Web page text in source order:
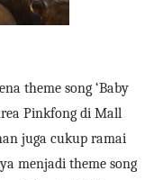
theme song ‘Baby
Pinkfong di Mall
juga cukup ramai
menjadi theme song